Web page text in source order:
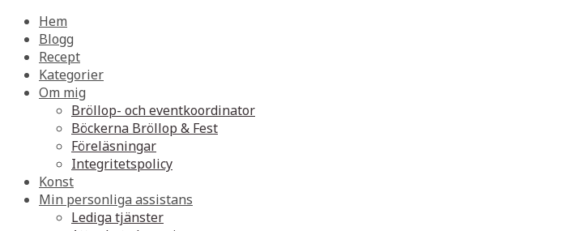
Hem
Blogg
Recept
Kategorier
Om mig
Bröllop- och eventkoordinator
Böckerna Bröllop & Fest
Föreläsningar
Integritetspolicy
Konst
Min personliga assistans
Lediga tjänster